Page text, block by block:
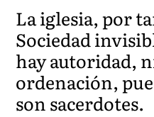
La iglesia, por
Sociedad
hay autoridad,
ordenación,
son sacerdotes.